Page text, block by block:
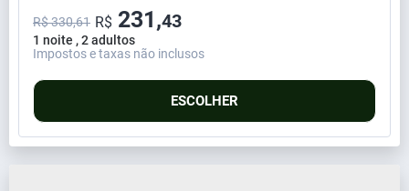
1 noite , 2 adultos
R$ 330,61 R$ 231,43
Impostos e taxas não inclusos
ESCOLHER